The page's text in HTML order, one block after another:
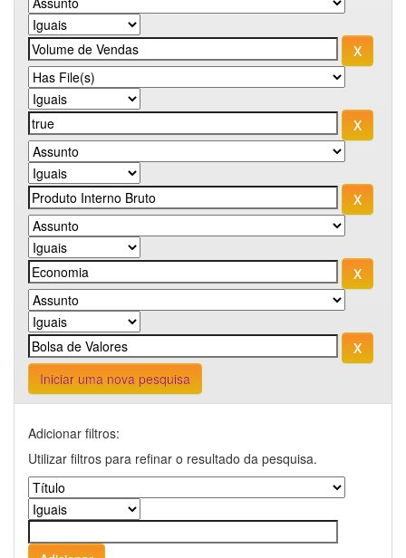
Iniciar uma nova pesquisa
Adicionar filtros:
Utilizar filtros para refinar o resultado da pesquisa.